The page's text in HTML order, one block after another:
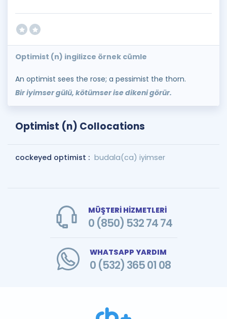
Optimist (n) ingilizce örnek cümle
An optimist sees the rose; a pessimist the thorn.
Bir iyimser gülü, kötümser ise dikeni görür.
Optimist (n) Collocations
cockeyed optimist : budala(ca) iyimser
MÜŞTERİ HİZMETLERİ
0 (850) 532 74 74
WHATSAPP YARDIM
0 (532) 365 01 08